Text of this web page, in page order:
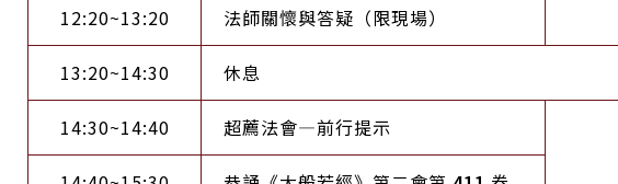
12:20~13:20 法師關懷與答疑（限現場）
13:20~14:30 休息
14:30~14:40 超薦法會—前行提示